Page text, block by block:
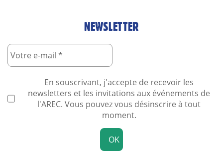
NEWSLETTER
En souscrivant, j'accepte de recevoir les
newsletters et les invitations aux événements de
l'AREC. Vous pouvez vous désinscrire à tout
moment.